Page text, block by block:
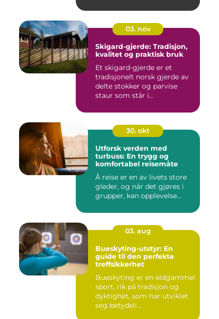
03. nov
Skigard-gjerde: Tradisjon,
kvalitet og praktisk bruk
Et skigard-gjerde er et
tradisjonelt norsk gjerde av
delte stokker og parvise
staur som står i...
30. okt
Utforsk verden med
turbuss: En trygg og
komfortabel reisemåte
Å reise er en av livets store
gleder, og når det gjøres i
grupper, kan opplevelse...
03. aug
Bueskyting-utstyr: En
guide til den perfekte
treffsikkerhet
Bueskyting er en eldgammel
sport, rik på tradisjon og
dyktighet, som har utviklet
seg betydeli...